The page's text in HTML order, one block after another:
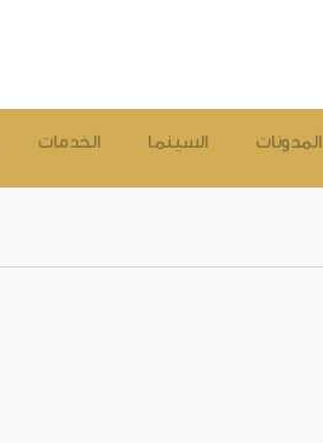
الخدمات السينما المدونات